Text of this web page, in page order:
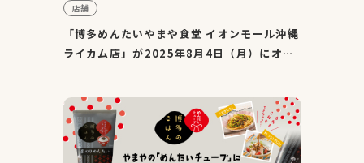
店舗
「博多めんたいやまや食堂 イオンモール沖縄
ライカム店」が2025年8月4日（月）にオー